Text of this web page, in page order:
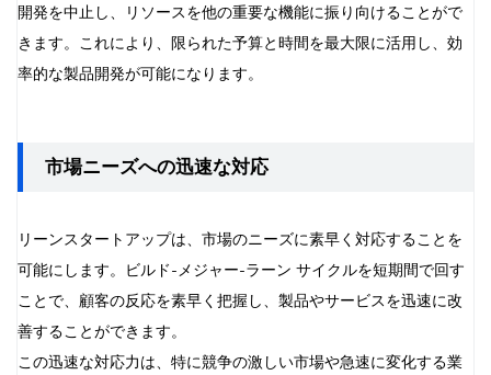
開発を中止し、リソースを他の重要な機能に振り向けることがで
きます。これにより、限られた予算と時間を最大限に活用し、効
率的な製品開発が可能になります。
市場ニーズへの迅速な対応
リーンスタートアップは、市場のニーズに素早く対応することを
可能にします。ビルド-メジャー-ラーン サイクルを短期間で回す
ことで、顧客の反応を素早く把握し、製品やサービスを迅速に改
善することができます。
この迅速な対応力は、特に競争の激しい市場や急速に変化する業